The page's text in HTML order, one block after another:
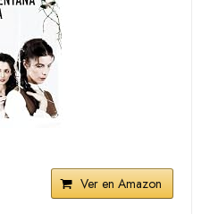
Ver en Amazon